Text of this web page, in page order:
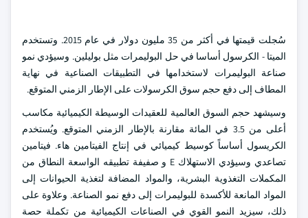
سُجلت قيمتها في أكثر من 35 مليون دولار في عام 2015. وتستخدم
الميتا - الكرسول أساسا في حل البوليمرات مثل بوليلين. وسيؤدي نمو
صناعة البوليمرات لاستخدامها في التطبيقات الصناعية في نهاية
المطاف إلى دفع حجم سوق الكرسولات على الإطار الزمني المتوقع.
وسيشهد حجم السوق العالمية للعقيدات الوسيطة الكيميائية مكاسب
أعلى من 3.5 في المائة مقارنة بالإطار الزمني المتوقع. ويُستخدم
الكريسول أساساً كوسيط كيميائي في إنتاج الفيتامين هاء. فيتامين
تصاعدي وسيؤدي الاستهلاك E و صفيفة تطبيقه الواسعة النطاق من
المكملات التغذوية البشرية، والمواد المضافة لتغذية الحيوانات إلى
المواد المانعة للأكسدة للبوليمرات إلى دفع نمو الصناعة. وعلاوة على
ذلك، سيزيد النمو القوي في الصناعات الكيميائية من تكملة حصة